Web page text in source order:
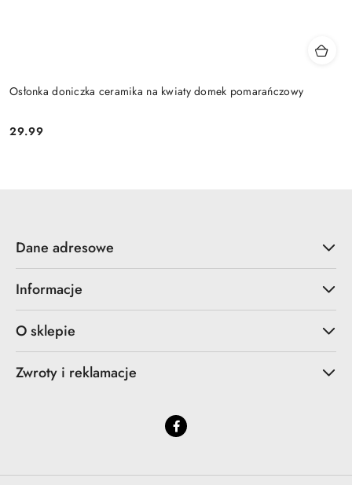
Osłonka doniczka ceramika na kwiaty domek pomarańczowy
Cena:
29.99
Dane adresowe
Informacje
O sklepie
Zwroty i reklamacje